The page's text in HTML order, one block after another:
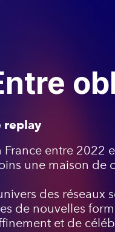
replay
France entre 2022
une maison de
des réseaux
de nouvelles
et de